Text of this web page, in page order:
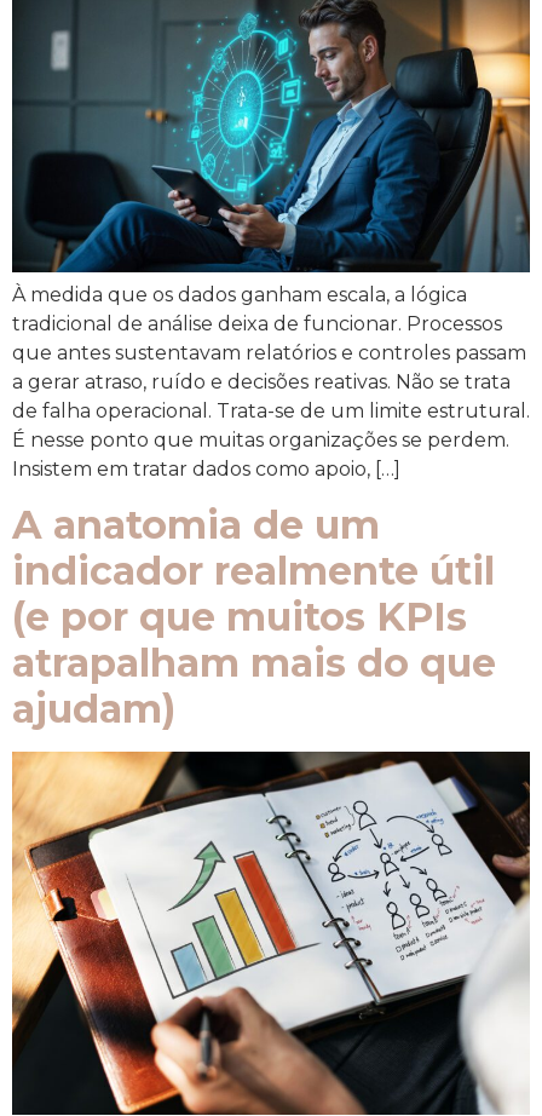
À medida que os dados ganham escala, a lógica
tradicional de análise deixa de funcionar. Processos
que antes sustentavam relatórios e controles passam
a gerar atraso, ruído e decisões reativas. Não se trata
de falha operacional. Trata-se de um limite estrutural.
É nesse ponto que muitas organizações se perdem.
Insistem em tratar dados como apoio, […]
A anatomia de um
indicador realmente útil
(e por que muitos KPIs
atrapalham mais do que
ajudam)